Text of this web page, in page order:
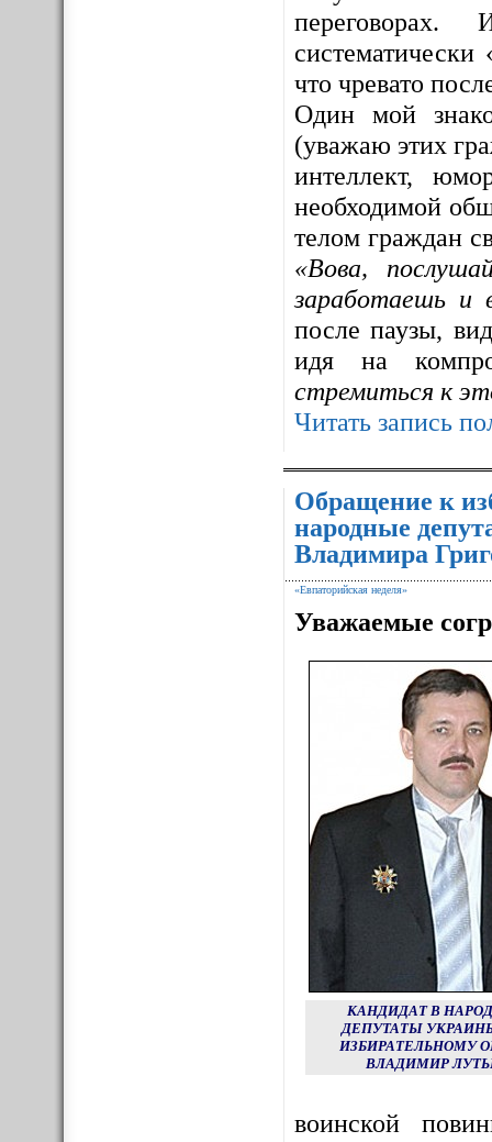
переговорах.
что чревато
Один мой
(уважаю этих
интеллект,
необходимой
телом граждан
«Вова,
заработаешь и
после паузы,
идя на
стремиться к
Читать запись
Обращение к
народные
Владимира
«Евпаторийская неделя»
Уважаемые
КАНДИДАТ В
ДЕПУТАТЫ
ИЗБИРАТЕЛЬНОМУ
ВЛАДИМИР
воинской